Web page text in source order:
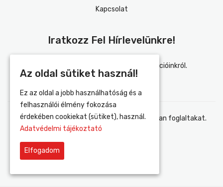
Kapcsolat
Iratkozz Fel Hírlevelünkre!
Értesülj elsőként újdonságainkról és akcióinkról.
Elfogadom az adatvédelmi tájékoztatóban foglaltakat.
Az oldal sütiket használ!
Ez az oldal a jobb használhatóság és a
felhasználói élmény fokozása
érdekében cookiekat (sütiket), használ.
Adatvédelmi tájékoztató
Elfogadom